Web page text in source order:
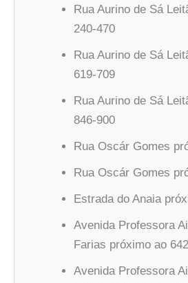
Rua Aurino de Sá
240-470
Rua Aurino de Sá
619-709
Rua Aurino de Sá
846-900
Rua Oscár Gomes
Rua Oscár Gomes
Estrada do Anaia
Avenida Professora
Farias próximo ao
Avenida Professora